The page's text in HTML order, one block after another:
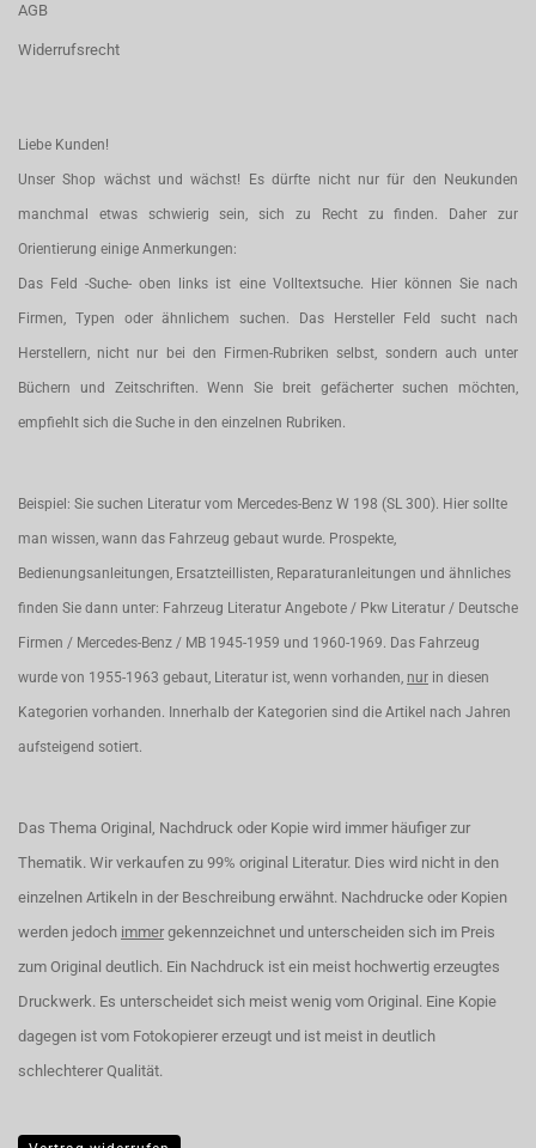
AGB
Widerrufsrecht
Liebe Kunden!
Unser Shop wächst und wächst! Es dürfte nicht nur für den Neukunden
manchmal etwas schwierig sein, sich zu Recht zu finden. Daher zur
Orientierung einige Anmerkungen:
Das Feld -Suche- oben links ist eine Volltextsuche. Hier können Sie nach
Firmen, Typen oder ähnlichem suchen. Das Hersteller Feld sucht nach
Herstellern, nicht nur bei den Firmen-Rubriken selbst, sondern auch unter
Büchern und Zeitschriften. Wenn Sie breit gefächerter suchen möchten,
empfiehlt sich die Suche in den einzelnen Rubriken.
Beispiel: Sie suchen Literatur vom Mercedes-Benz W 198 (SL 300). Hier sollte
man wissen, wann das Fahrzeug gebaut wurde. Prospekte,
Bedienungsanleitungen, Ersatzteillisten, Reparaturanleitungen und ähnliches
finden Sie dann unter: Fahrzeug Literatur Angebote / Pkw Literatur / Deutsche
Firmen / Mercedes-Benz / MB 1945-1959 und 1960-1969. Das Fahrzeug
wurde von 1955-1963 gebaut, Literatur ist, wenn vorhanden, nur in diesen
Kategorien vorhanden. Innerhalb der Kategorien sind die Artikel nach Jahren
aufsteigend sotiert.
Das Thema Original, Nachdruck oder Kopie wird immer häufiger zur
Thematik. Wir verkaufen zu 99% original Literatur. Dies wird nicht in den
einzelnen Artikeln in der Beschreibung erwähnt. Nachdrucke oder Kopien
werden jedoch immer gekennzeichnet und unterscheiden sich im Preis
zum Original deutlich. Ein Nachdruck ist ein meist hochwertig erzeugtes
Druckwerk. Es unterscheidet sich meist wenig vom Original. Eine Kopie
dagegen ist vom Fotokopierer erzeugt und ist meist in deutlich
schlechterer Qualität.